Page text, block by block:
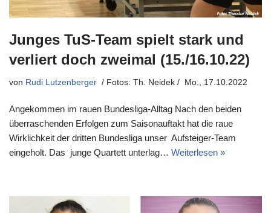
Junges TuS-Team spielt stark und
verliert doch zweimal (15./16.10.22)
von Rudi Lutzenberger Mo., 17.10.2022
Angekommen im rauen Bundesliga-Alltag Nach den beiden
überraschenden Erfolgen zum Saisonauftakt hat die raue
Wirklichkeit der dritten Bundesliga unser Aufsteiger-Team
eingeholt. Das junge Quartett unterlag… Weiterlesen »